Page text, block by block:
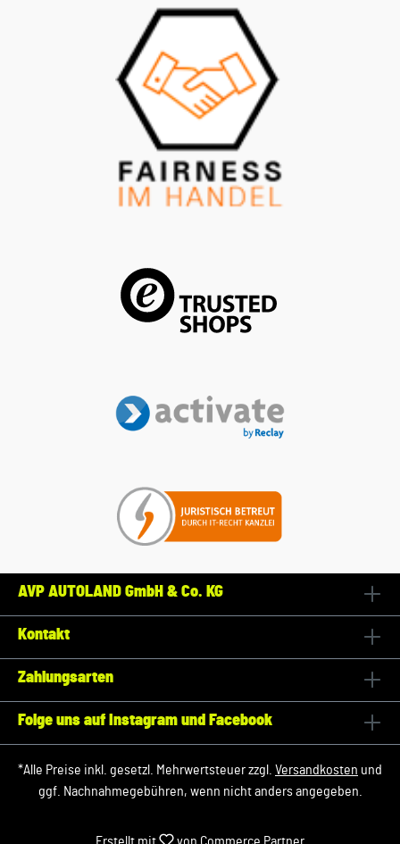
AVP AUTOLAND GmbH & Co. KG
Kontakt
Zahlungsarten
Folge uns auf Instagram und Facebook
*Alle Preise inkl. gesetzl. Mehrwertsteuer zzgl. Versandkosten und
ggf. Nachnahmegebühren, wenn nicht anders angegeben.
Erstellt mit von Commerce Partner